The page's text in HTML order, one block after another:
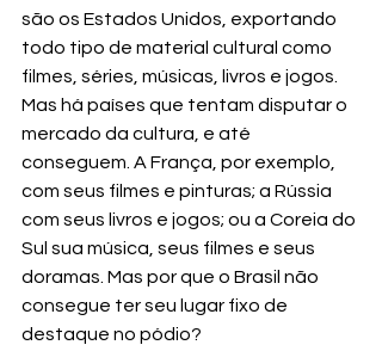
são os Estados Unidos, exportando
todo tipo de material cultural como
filmes, séries, músicas, livros e jogos.
Mas há países que tentam disputar o
mercado da cultura, e até
conseguem. A França, por exemplo,
com seus filmes e pinturas; a Rússia
com seus livros e jogos; ou a Coreia do
Sul sua música, seus filmes e seus
doramas. Mas por que o Brasil não
consegue ter seu lugar fixo de
destaque no pódio?